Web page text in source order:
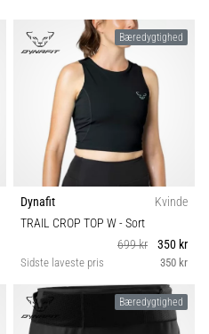
Bæredygtighed
Dynafit
Kvinde
TRAIL CROP TOP W- Sort
699 kr
350 kr
Sidste laveste pris 350 kr
Bæredygtighed